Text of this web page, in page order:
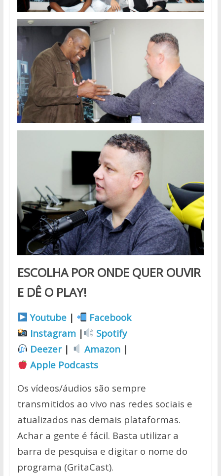
ESCOLHA POR ONDE QUER OUVIR
E DÊ O PLAY!
Youtube |
Facebook
Instagram |
Spotify
Deezer| Amazon |
Apple Podcasts
Os vídeos/áudios são sempre
transmitidos ao vivo nas redes sociais e
atualizados nas demais plataformas.
Achar a gente é fácil. Basta utilizar a
barra de pesquisa e digitar o nome do
programa (GritaCast).